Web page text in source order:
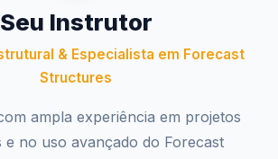
Seu Instrutor
& Especialista em Forecast
Structures
ampla experiência em projetos
e no uso avançado do Forecast